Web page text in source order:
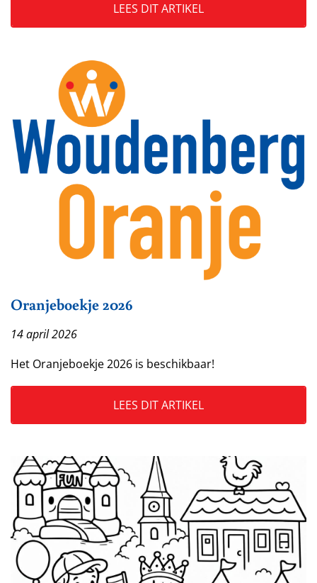
LEES DIT ARTIKEL
Oranjeboekje 2026
14 april 2026
Het Oranjeboekje 2026 is beschikbaar!
LEES DIT ARTIKEL